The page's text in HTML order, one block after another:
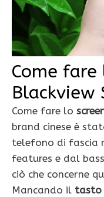
Come
Blackview
Come fare lo
brand cinese è
telefono di fascia
features e dal
ciò che concerne
Mancando il tasto